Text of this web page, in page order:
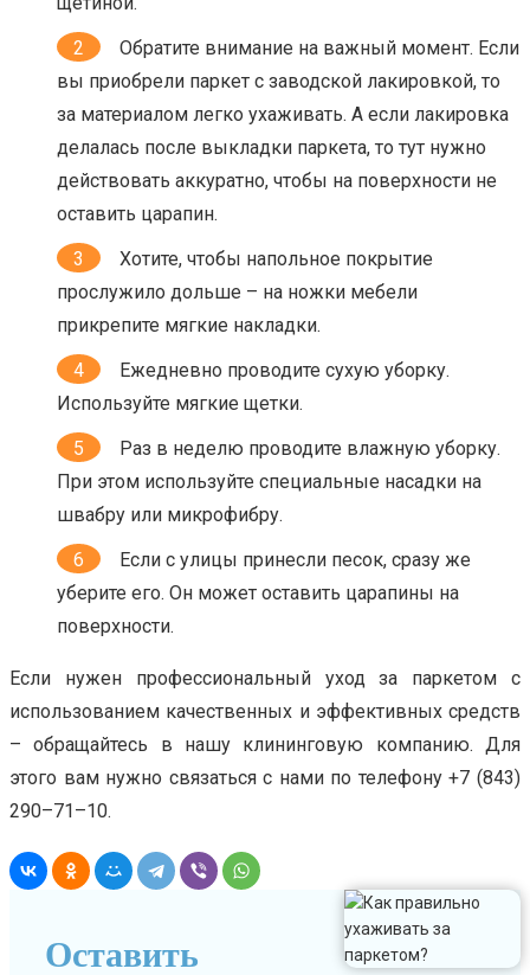
Обратите внимание на важный момент. Если
вы приобрели паркет с заводской лакировкой, то
за материалом легко ухаживать. А если лакировка
делалась после выкладки паркета, то тут нужно
действовать аккуратно, чтобы на поверхности не
оставить царапин.
Хотите, чтобы напольное покрытие
прослужило дольше – на ножки мебели
прикрепите мягкие накладки.
Ежедневно проводите сухую уборку.
Используйте мягкие щетки.
Раз в неделю проводите влажную уборку.
При этом используйте специальные насадки на
швабру или микрофибру.
Если с улицы принесли песок, сразу же
уберите его. Он может оставить царапины на
поверхности.
Если нужен профессиональный уход за паркетом с
использованием качественных и эффективных средств
– обращайтесь в нашу клининговую компанию. Для
этого вам нужно связаться с нами по телефону +7 (843)
290–71–10.
Оставить